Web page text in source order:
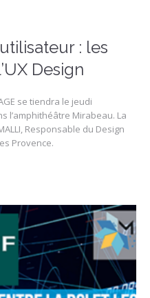
: les
Design
se tiendra le jeudi
l’amphithéâtre Mirabeau. La
Responsable du Design
Provence.